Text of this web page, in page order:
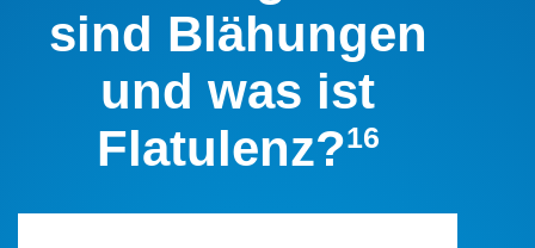
sind Blähungen
und was ist
Flatulenz?16